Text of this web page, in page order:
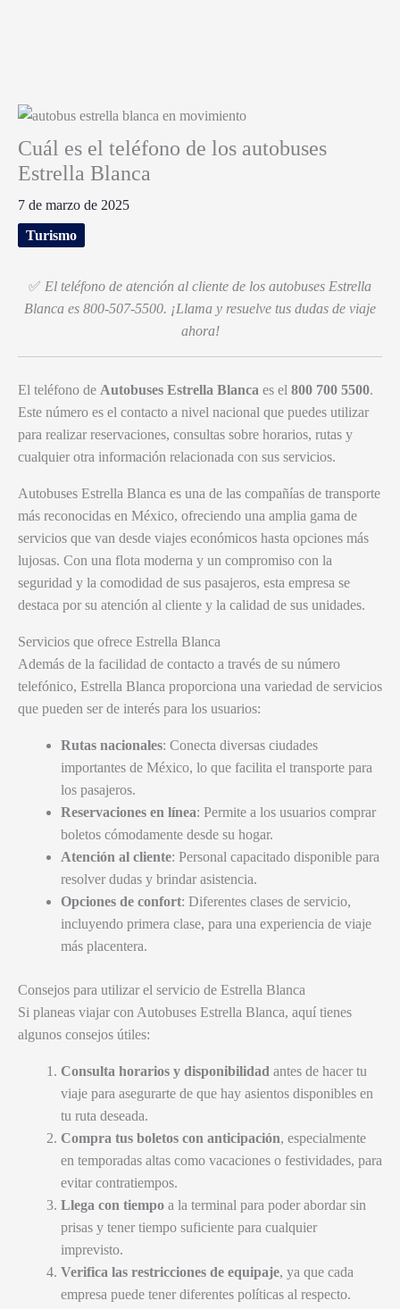
Cuál es el teléfono de los autobuses
Estrella Blanca
7 de marzo de 2025
Turismo
✅ El teléfono de atención al cliente de los autobuses Estrella
Blanca es 800-507-5500. ¡Llama y resuelve tus dudas de viaje
ahora!
El teléfono de Autobuses Estrella Blanca es el 800 700 5500.
Este número es el contacto a nivel nacional que puedes utilizar
para realizar reservaciones, consultas sobre horarios, rutas y
cualquier otra información relacionada con sus servicios.
Autobuses Estrella Blanca es una de las compañías de transporte
más reconocidas en México, ofreciendo una amplia gama de
servicios que van desde viajes económicos hasta opciones más
lujosas. Con una flota moderna y un compromiso con la
seguridad y la comodidad de sus pasajeros, esta empresa se
destaca por su atención al cliente y la calidad de sus unidades.
Servicios que ofrece Estrella Blanca
Además de la facilidad de contacto a través de su número
telefónico, Estrella Blanca proporciona una variedad de servicios
que pueden ser de interés para los usuarios:
Rutas nacionales: Conecta diversas ciudades
importantes de México, lo que facilita el transporte para
los pasajeros.
Reservaciones en línea: Permite a los usuarios comprar
boletos cómodamente desde su hogar.
Atención al cliente: Personal capacitado disponible para
resolver dudas y brindar asistencia.
Opciones de confort: Diferentes clases de servicio,
incluyendo primera clase, para una experiencia de viaje
más placentera.
Consejos para utilizar el servicio de Estrella Blanca
Si planeas viajar con Autobuses Estrella Blanca, aquí tienes
algunos consejos útiles:
Consulta horarios y disponibilidad antes de hacer tu
viaje para asegurarte de que hay asientos disponibles en
tu ruta deseada.
Compra tus boletos con anticipación, especialmente
en temporadas altas como vacaciones o festividades, para
evitar contratiempos.
Llega con tiempo a la terminal para poder abordar sin
prisas y tener tiempo suficiente para cualquier
imprevisto.
Verifica las restricciones de equipaje, ya que cada
empresa puede tener diferentes políticas al respecto.